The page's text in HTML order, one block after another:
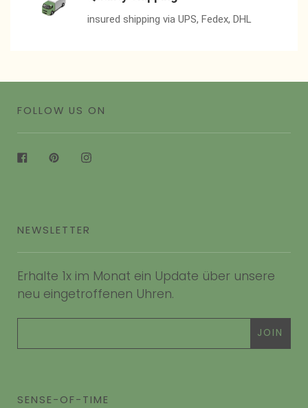
insured shipping via UPS, Fedex, DHL
FOLLOW US ON
Facebook
PinterestInstagram
NEWSLETTER
Erhalte 1x im Monat ein Update über unsere
neu eingetroffenen Uhren.
SENSE-OF-TIME